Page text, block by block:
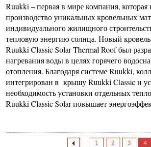
Ruukki – первая в мире компания, которая
производство уникальных кровельных
индивидуального жилищного
тепловую энергию солнца. Новый
Ruukki Classic Solar Thermal Roof был
нагревания воды в целях горячего
отопления. Благодаря системе Ruukki,
интегрирован в крышу Ruukki Classic и
необходимость установки отдельных
Ruukki Classic Solar повышает
1 2 3 4